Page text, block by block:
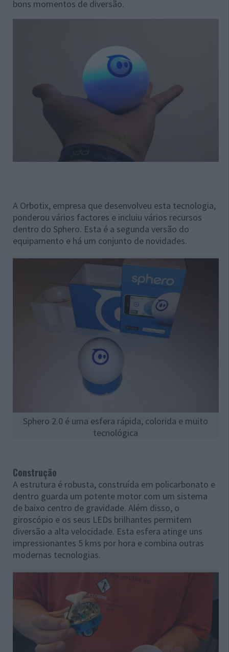
bons momentos de diversão.
A Orbotix, empresa que desenvolveu esta tecnologia,
ponderou vários factores e incluiu vários recursos
dentro do Sphero. Esta é a segunda versão do
equipamento e há um conjunto de novidades.
Sphero 2.0 é uma esfera rápida, colorida e muito
tecnológica
Construção
A estrutura é robusta, construída em policarbonato e
dentro guarda um potente motor com um sistema
de baixo centro de gravidade. Além disso, o
giroscópio e os seus LEDs brilhantes permitem
diversão a alta velocidade. Esta esfera atinge uns
impressionantes 5 kms por hora e combina outras
modernas tecnologias.